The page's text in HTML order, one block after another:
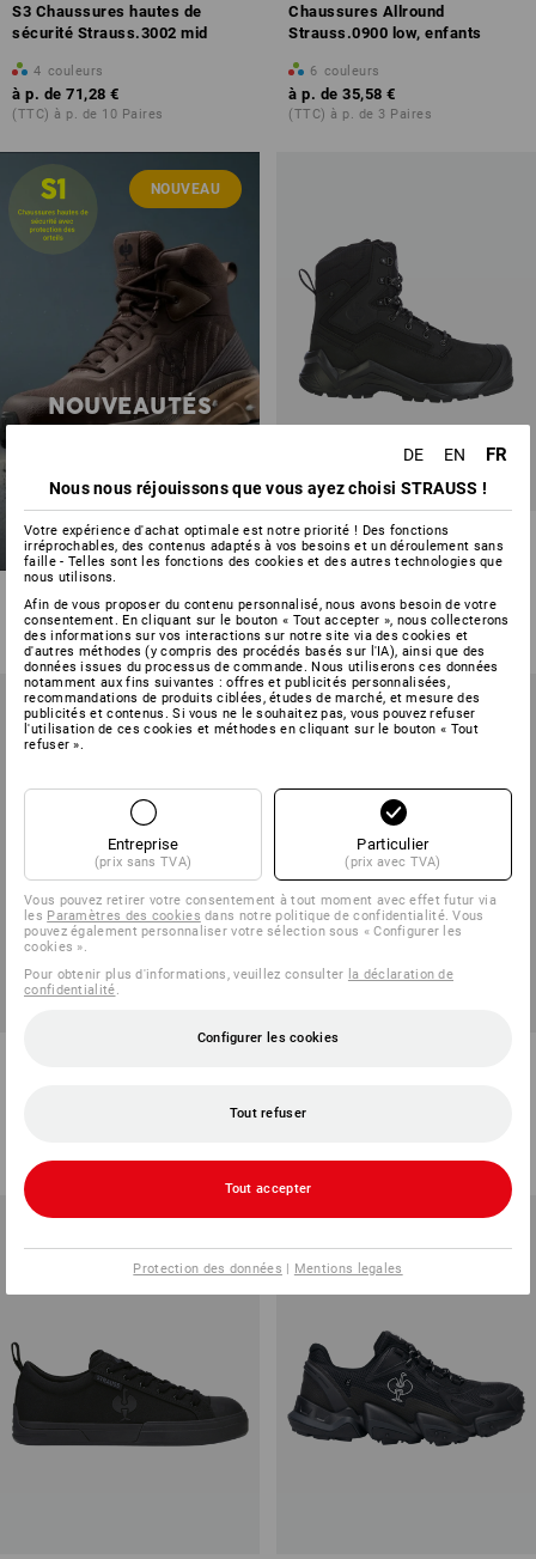
S3 Chaussures hautes de
sécurité Strauss.3002 mid
4 couleurs
à p. de 71,28 €
(TTC) à p. de 10 Paires
Chaussures Allround
Strauss.0900 low, enfants
6 couleurs
à p. de 35,58 €
(TTC) à p. de 3 Paires
NOUVEAU
NOUVEAUTÉS
CHAUSSURES
découvrir maintenant NOUVEAU
S7 Chaussur. hautes de
sécurité Strauss.7004 high
à p. de 71,28 €
(TTC) à p. de 10 Paires
(TTC) à p. de 10 Paires (TTC) à p. de 10 Paires
DE EN FR
Nous nous réjouissons que vous ayez choisi STRAUSS !
Votre expérience d'achat optimale est notre priorité ! Des fonctions
irréprochables, des contenus adaptés à vos besoins et un déroulement sans
faille - Telles sont les fonctions des cookies et des autres technologies que
nous utilisons.
Afin de vous proposer du contenu personnalisé, nous avons besoin de votre
consentement. En cliquant sur le bouton « Tout accepter », nous collecterons
des informations sur vos interactions sur notre site via des cookies et
d'autres méthodes (y compris des procédés basés sur l'IA), ainsi que des
données issues du processus de commande. Nous utiliserons ces données
notamment aux fins suivantes : offres et publicités personnalisées,
recommandations de produits ciblées, études de marché, et mesure des
publicités et contenus. Si vous ne le souhaitez pas, vous pouvez refuser
l'utilisation de ces cookies et méthodes en cliquant sur le bouton « Tout
refuser ».
Entreprise
(prix sans TVA)
Particulier
(prix avec TVA)
Vous pouvez retirer votre consentement à tout moment avec effet futur via
les Paramètres des cookies dans notre politique de confidentialité. Vous
pouvez également personnaliser votre sélection sous « Configurer les
cookies ».
Pour obtenir plus d'informations, veuillez consulter la déclaration de
confidentialité
Configurer les cookies
Tout refuser
Tout accepter
Protection des données | Mentions legales